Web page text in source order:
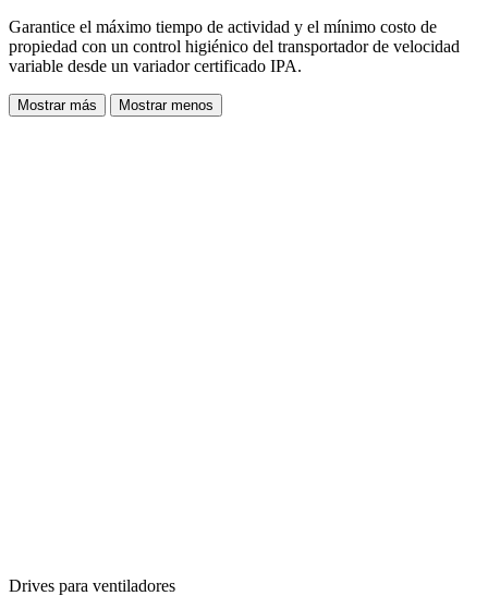
Garantice el máximo tiempo de actividad y el mínimo costo de
propiedad con un control higiénico del transportador de velocidad
variable desde un variador certificado IPA.
Mostrar más Mostrar menos
Drives para ventiladores